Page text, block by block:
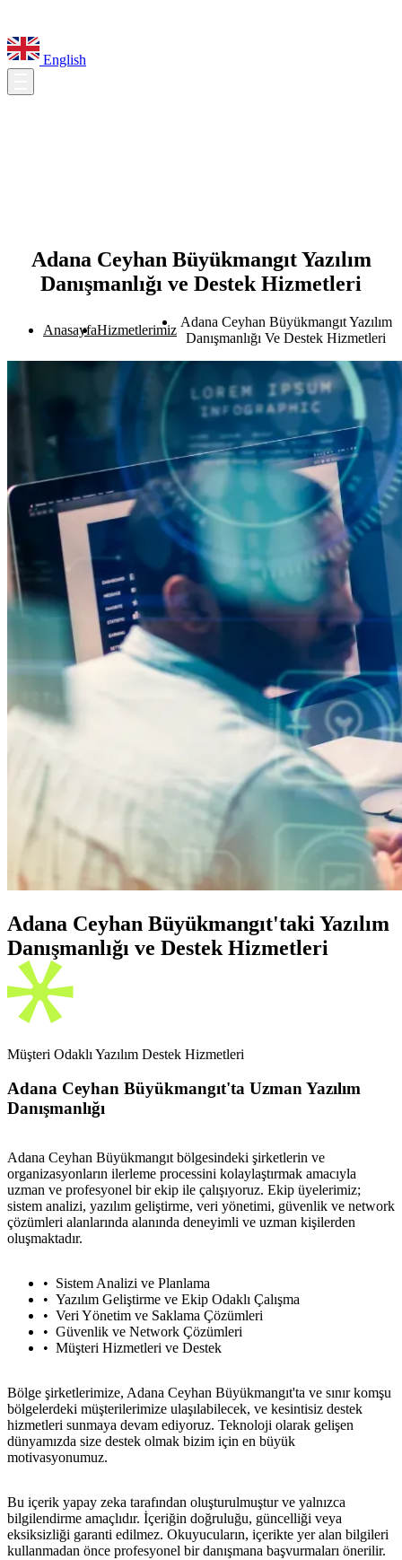
English
Adana Ceyhan Büyükmangıt Yazılım
Danışmanlığı ve Destek Hizmetleri
AnasayfaHizmetlerimiz
Adana Ceyhan Büyükmangıt Yazılım
Danışmanlığı Ve Destek Hizmetleri
Adana Ceyhan Büyükmangıt'taki Yazılım
Danışmanlığı ve Destek Hizmetleri
Müşteri Odaklı Yazılım Destek Hizmetleri
Adana Ceyhan Büyükmangıt'ta Uzman Yazılım
Danışmanlığı
Adana Ceyhan Büyükmangıt bölgesindeki şirketlerin ve
organizasyonların ilerleme processini kolaylaştırmak amacıyla
uzman ve profesyonel bir ekip ile çalışıyoruz. Ekip üyelerimiz;
sistem analizi, yazılım geliştirme, veri yönetimi, güvenlik ve network
çözümleri alanlarında alanında deneyimli ve uzman kişilerden
oluşmaktadır.
Sistem Analizi ve Planlama
Yazılım Geliştirme ve Ekip Odaklı Çalışma
Veri Yönetim ve Saklama Çözümleri
Güvenlik ve Network Çözümleri
Müşteri Hizmetleri ve Destek
Bölge şirketlerimize, Adana Ceyhan Büyükmangıt'ta ve sınır komşu
bölgelerdeki müşterilerimize ulaşılabilecek, ve kesintisiz destek
hizmetleri sunmaya devam ediyoruz. Teknoloji olarak gelişen
dünyamızda size destek olmak bizim için en büyük
motivasyonumuz.
Bu içerik yapay zeka tarafından oluşturulmuştur ve yalnızca
bilgilendirme amaçlıdır. İçeriğin doğruluğu, güncelliği veya
eksiksizliği garanti edilmez. Okuyucuların, içerikte yer alan bilgileri
kullanmadan önce profesyonel bir danışmana başvurmaları önerilir.